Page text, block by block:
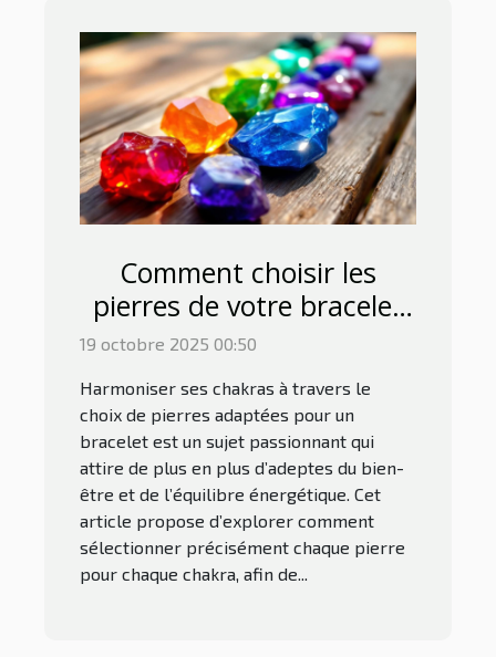
Comment choisir les
pierres de votre bracelet
pour harmoniser les
chakras ?
19 octobre 2025 00:50
Harmoniser ses chakras à travers le
choix de pierres adaptées pour un
bracelet est un sujet passionnant qui
attire de plus en plus d’adeptes du bien-
être et de l’équilibre énergétique. Cet
article propose d’explorer comment
sélectionner précisément chaque pierre
pour chaque chakra, afin de...